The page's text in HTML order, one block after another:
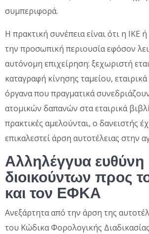
συμπεριφορά.
Η πρακτική συνέπεια είναι ότι η ΙΚΕ
την προσωπική περιουσία εφόσον
αυτόνομη επιχείρηση: ξεχωριστή
καταγραφή κίνησης ταμείου,
όργανα που πραγματικά
ατομικών δαπανών στα εταιρικά
πρακτικές αμελούνται, ο δανειστής
επικαλεστεί άρση αυτοτέλειας στην
Αλληλέγγυα ευθύνη
διοικούντων προς
και τον ΕΦΚΑ
Ανεξάρτητα από την άρση της
του Κώδικα Φορολογικής